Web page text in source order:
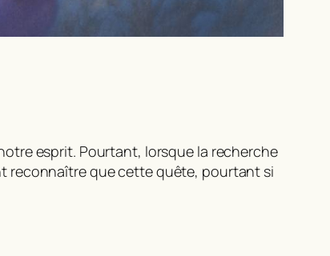
esprit. Pourtant, lorsque la recherche
reconnaître que cette quête, pourtant si